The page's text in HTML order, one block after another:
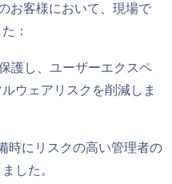
のお客様において、現場で
：
護し、ユーザーエクスペ
ウェアリスクを削減しま
時にリスクの高い管理者の
した。